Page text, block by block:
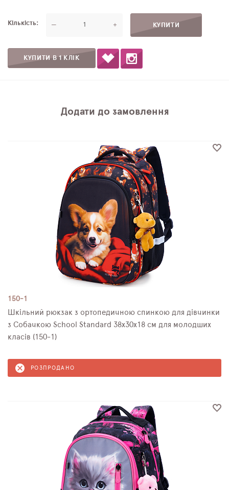
Кількість — +
КУПИТИ В 1 КЛІК
Додати до замовлення
150-1
Шкільний рюкзак з ортопедичною спинкою для дівчинки
з Собачкою School Standard 38х30х18 см для молодших
класів (150-1)
РОЗПРОДАНО